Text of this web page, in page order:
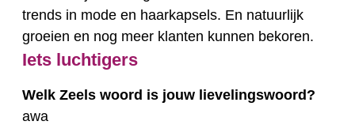
trends in mode en haarkapsels. En natuurlijk
groeien en nog meer klanten kunnen bekoren.
Iets luchtigers
Welk Zeels woord is jouw lievelingswoord?
awa